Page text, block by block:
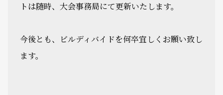
トは随時、大会事務局にて更新いたします。
今後とも、ビルディバイドを何卒宜しくお願い致し
ます。